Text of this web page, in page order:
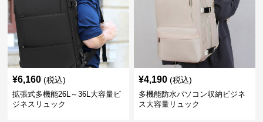
¥6,160 (税込)
拡張式多機能26L～36L大容量ビ
ジネスリュック
¥4,190 (税込)
多機能防水パソコン収納ビジネ
ス大容量リュック